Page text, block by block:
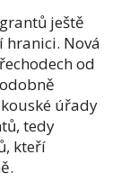
ještě
hranici. Nová
od
úřady
tedy
kteří